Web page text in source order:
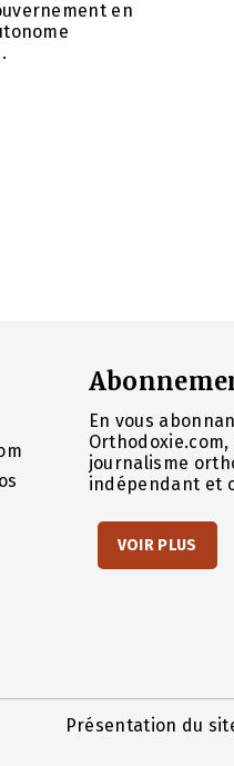
en
En vous
journalisme
indépendant et
VOIR PLUS
Présentation du